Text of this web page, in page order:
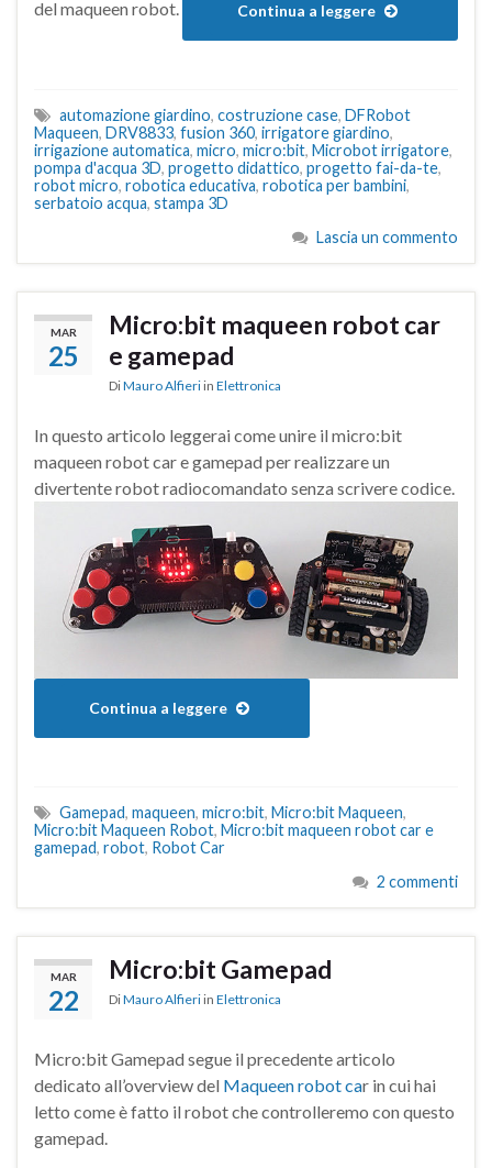
del maqueen robot.
Continua a leggere
automazione giardino, costruzione case, DFRobot
Maqueen, DRV8833, fusion 360, irrigatore giardino,
irrigazione automatica, micro, micro:bit, Microbot irrigatore,
pompa d'acqua 3D, progetto didattico, progetto fai-da-te,
robot micro, robotica educativa, robotica per bambini,
serbatoio acqua, stampa 3D
Lascia un commento
MAR
25
Micro:bit maqueen robot car
e gamepad
DiMauro Alfieri in Elettronica
In questo articolo leggerai come unire il micro:bit
maqueen robot car e gamepad per realizzare un
divertente robot radiocomandato senza scrivere codice.
Continua a leggere
Gamepad, maqueen, micro:bit, Micro:bit Maqueen,
Micro:bit Maqueen Robot, Micro:bit maqueen robot car e
gamepad, robot, Robot Car
2 commenti
MAR
22
Micro:bit Gamepad
DiMauro Alfieri in Elettronica
Micro:bit Gamepad segue il precedente articolo
dedicato all’overview del Maqueen robot car in cui hai
letto come è fatto il robot che controlleremo con questo
gamepad.